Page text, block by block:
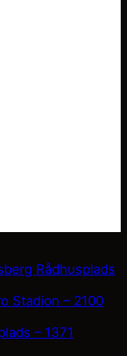
Rådhusplads
Stadion – 2100
– 1371